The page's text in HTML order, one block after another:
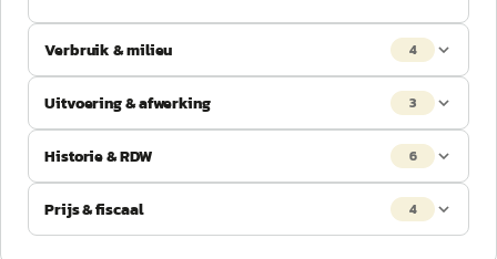
Verbruik & milieu 4
Uitvoering & afwerking 3
Historie & RDW 6
Prijs & fiscaal 4